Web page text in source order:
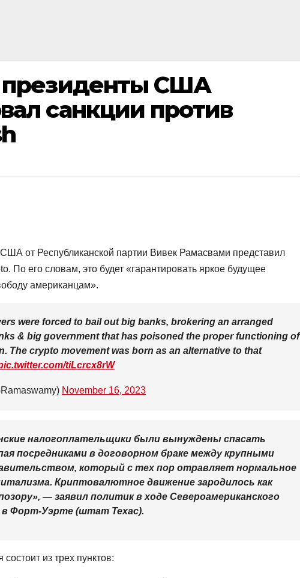
президенты США
санкции против
от Республиканской партии Вивек Рамасвами представил
. По его словам, это будет «гарантировать яркое будущее
американцам».
were forced to bail out big banks, brokering an arranged
& big government that has poisoned the proper functioning of
The crypto movement was born as an alternative to that
tiLcrcx8rW
November 16, 2023
налогоплательщики были вынуждены спасать
посредниками в договорном браке между крупными
который с тех пор отравляет нормальное
Криптовалютное движение зародилось как
— заявил политик в ходе Североамериканского
в Форт-Уэрте (штат Техас).
из трех пунктов: